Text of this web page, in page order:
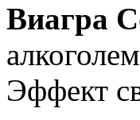
Виагра
Эффект